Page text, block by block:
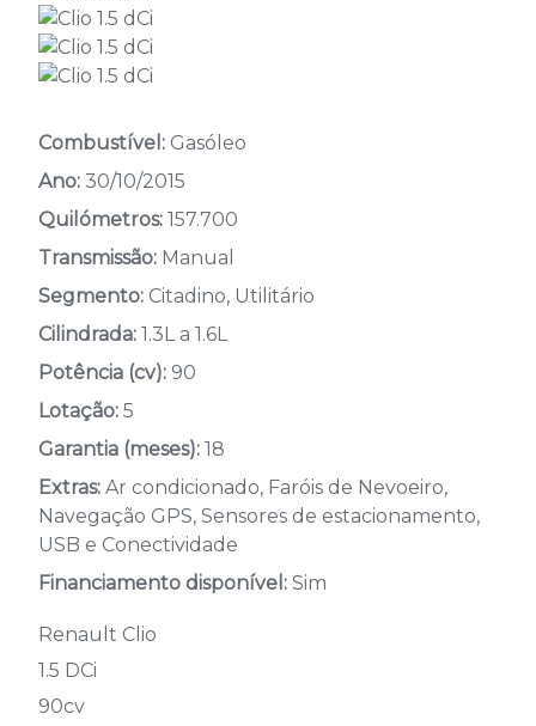
Combustível: Gasóleo
Ano: 30/10/2015
Quilómetros: 157.700
Transmissão: Manual
Segmento: Citadino, Utilitário
Cilindrada: 1.3L a 1.6L
Potência (cv): 90
Lotação: 5
Garantia (meses): 18
Extras: Ar condicionado, Faróis de Nevoeiro,
Navegação GPS, Sensores de estacionamento,
USB e Conectividade
Financiamento disponível: Sim
Renault Clio
1.5 DCi
90cv